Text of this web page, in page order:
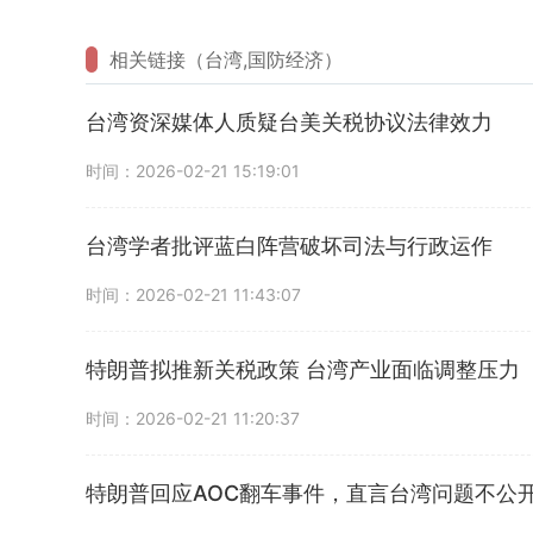
相关链接（台湾,国防经济）
台湾资深媒体人质疑台美关税协议法律效力
时间：2026-02-21 15:19:01
台湾学者批评蓝白阵营破坏司法与行政运作
时间：2026-02-21 11:43:07
特朗普拟推新关税政策 台湾产业面临调整压力
时间：2026-02-21 11:20:37
特朗普回应AOC翻车事件，直言台湾问题不公